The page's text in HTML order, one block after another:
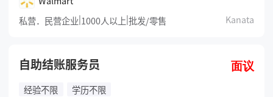
私营．民营企业|1000人以上|批发/零售 Kanata
自助结账服务员
面议
经验不限
学历不限